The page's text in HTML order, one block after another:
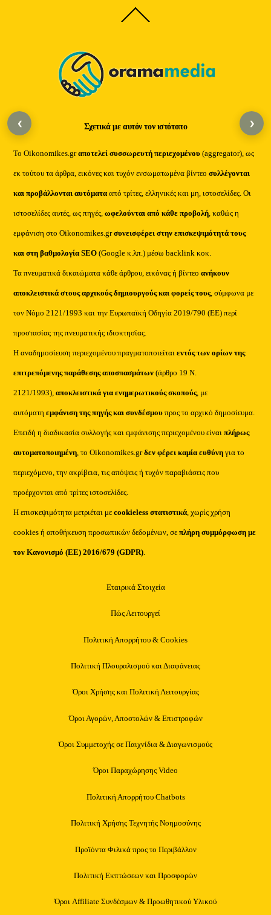
Back
To
Σχετικά με αυτόν τον ιστότοπο
Το Oikonomikes.grαποτελεί συσσωρευτή περιεχομένου (aggregator), ως
εκ τούτου τα άρθρα, εικόνες και τυχόν ενσωματωμένα βίντεοσυλλέγονται
και προβάλλονται αυτόματααπό τρίτες, ελληνικές και μη, ιστοσελίδες. Οι
ιστοσελίδες αυτές, ως πηγές,ωφελούνται από κάθε προβολή, καθώς η
εμφάνιση στο Oikonomikes.grσυνεισφέρει στην επισκεψιμότητά τους
και στη βαθμολογία SEO (Google κ.λπ.) μέσω backlink κοκ.
Τα πνευματικά δικαιώματα κάθε άρθρου, εικόνας ή βίντεοανήκουν
αποκλειστικά στους αρχικούς δημιουργούς και φορείς τους, σύμφωνα με
τον Νόμο 2121/1993 και την Ευρωπαϊκή Οδηγία 2019/790 (ΕΕ) περί
προστασίας της πνευματικής ιδιοκτησίας.
Η αναδημοσίευση περιεχομένου πραγματοποιείταιεντός των ορίων της
επιτρεπόμενης παράθεσης αποσπασμάτων (άρθρο 19 Ν.
2121/1993), αποκλειστικά για ενημερωτικούς σκοπούς, με
αυτόματηεμφάνιση της πηγής και συνδέσμου προς το αρχικό δημοσίευμα.
Επειδή η διαδικασία συλλογής και εμφάνισης περιεχομένου είναιπλήρως
αυτοματοποιημένη, το Oikonomikes.grδεν φέρει καμία ευθύνη για το
περιεχόμενο, την ακρίβεια, τις απόψεις ή τυχόν παραβιάσεις που
προέρχονται από τρίτες ιστοσελίδες.
Η επισκεψιμότητα μετριέται μεcookieless στατιστικά, χωρίς χρήση
cookies ή αποθήκευση προσωπικών δεδομένων, σεπλήρη συμμόρφωση με
τον Κανονισμό (ΕΕ) 2016/679 (GDPR).
Εταιρικά Στοιχεία
Πώς Λειτουργεί
Πολιτική Απορρήτου & Cookies
Πολιτική Πλουραλισμού και Διαφάνειας
Όροι Χρήσης και Πολιτική Λειτουργίας
Όροι Αγορών, Αποστολών & Επιστροφών
Όροι Συμμετοχής σε Παιχνίδια & Διαγωνισμούς
Όροι Παραχώρησης Video
Πολιτική Απορρήτου Chatbots
Πολιτική Χρήσης Τεχνητής Νοημοσύνης
Προϊόντα Φιλικά προς το Περιβάλλον
Πολιτική Εκπτώσεων και Προσφορών
Όροι Affiliate Συνδέσμων & Προωθητικού Υλικού
‹ ›